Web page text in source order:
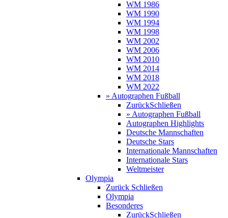
WM 1986
WM 1990
WM 1994
WM 1998
WM 2002
WM 2006
WM 2010
WM 2014
WM 2018
WM 2022
» Autographen Fußball
ZurückSchließen
» Autographen Fußball
Autographen Highlights
Deutsche Mannschaften
Deutsche Stars
Internationale Mannschaften
Internationale Stars
Weltmeister
Olympia
Zurück Schließen
Olympia
Besonderes
ZurückSchließen